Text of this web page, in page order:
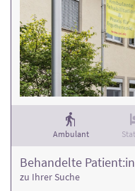
Ambulant
Behandelte
zu Ihrer Suche